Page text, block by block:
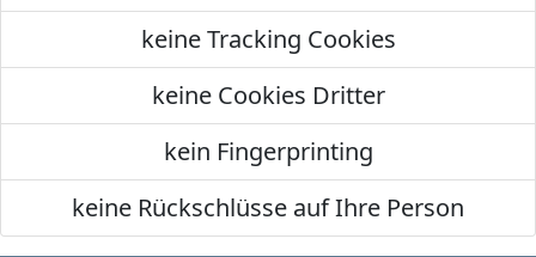
keine Tracking Cookies
keine Cookies Dritter
kein Fingerprinting
keine Rückschlüsse auf Ihre Person